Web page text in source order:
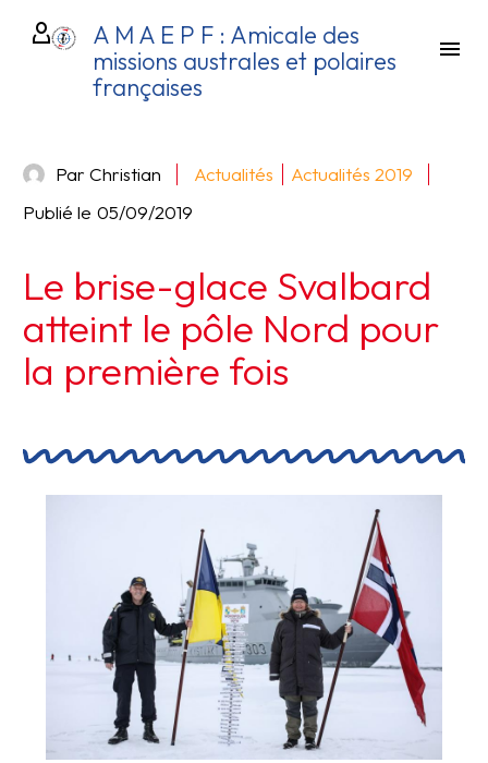
A M A E P F : Amicale des
missions australes et polaires
françaises
Par Christian Actualités
Actualités 2019
Publié le 05/09/2019
Le brise-glace Svalbard
atteint le pôle Nord pour
la première fois